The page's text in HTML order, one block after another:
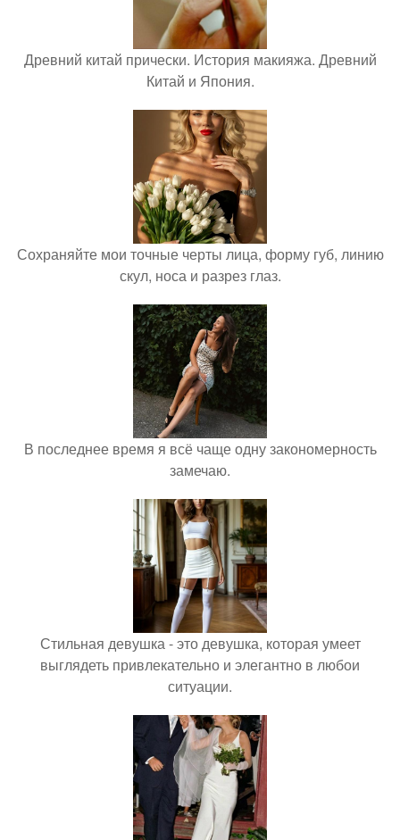
Древний китай прически. История макияжа. Древний
Китай и Япония.
Сохраняйте мои точные черты лица, форму губ, линию
скул, носа и разрез глаз.
В последнее время я всё чаще одну закономерность
замечаю.
Стильная девушка - это девушка, которая умеет
выглядеть привлекательно и элегантно в любои
ситуации.